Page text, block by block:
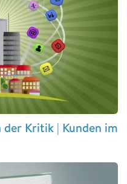
Kritik | Kunden im